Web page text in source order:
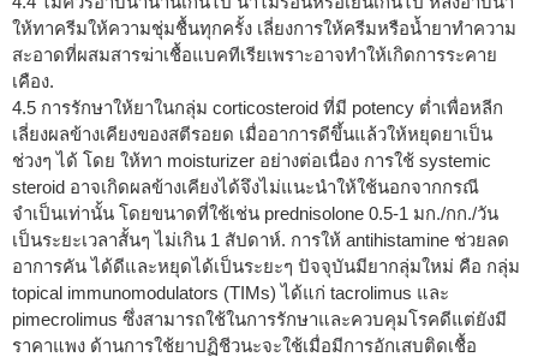
ให้ทาครีมให้ความชุ่มชื้นทุกครั้ง เลี่ยงการให้ครีมหรือน้ำยาทำความ
สะอาดที่ผสมสารฆ่าเชื้อแบคทีเรียเพราะอาจทำให้เกิดการระคาย
เคือง.
4.5 การรักษาให้ยาในกลุ่ม corticosteroid ที่มี potency ต่ำเพื่อหลีก
เลี่ยงผลข้างเคียงของสตีรอยด เมื่ออาการดีขึ้นแล้วให้หยุดยาเป็น
ช่วงๆ ได้ โดย ให้ทา moisturizer อย่างต่อเนื่อง การใช้ systemic
steroid อาจเกิดผลข้างเคียงได้จึงไม่แนะนำให้ใช้นอกจากกรณี
จำเป็นเท่านั้น โดยขนาดที่ใช้เช่น prednisolone 0.5-1 มก./กก./วัน
เป็นระยะเวลาสั้นๆ ไม่เกิน 1 สัปดาห์. การให้ antihistamine ช่วยลด
อาการคัน ได้ดีและหยุดได้เป็นระยะๆ ปัจจุบันมียากลุ่มใหม่ คือ กลุ่ม
topical immunomodulators (TIMs) ได้แก่ tacrolimus และ
pimecrolimus ซึ่งสามารถใช้ในการรักษาและควบคุมโรคดีแต่ยังมี
ราคาแพง ด้านการใช้ยาปฏิชีวนะจะใช้เมื่อมีการอักเสบติดเชื้อ